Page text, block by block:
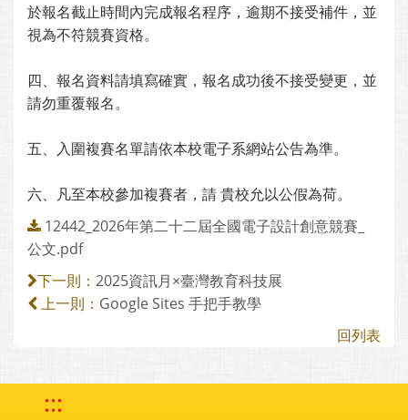
於報名截止時間內完成報名程序，逾期不接受補件，並
視為不符競賽資格。
四、報名資料請填寫確實，報名成功後不接受變更，並
請勿重覆報名。
五、入圍複賽名單請依本校電子系網站公告為準。
六、凡至本校參加複賽者，請 貴校允以公假為荷。
12442_2026年第二十二屆全國電子設計創意競賽_
公文.pdf
下一則： 2025資訊月×臺灣教育科技展
上一則： Google Sites 手把手教學
回列表
:::